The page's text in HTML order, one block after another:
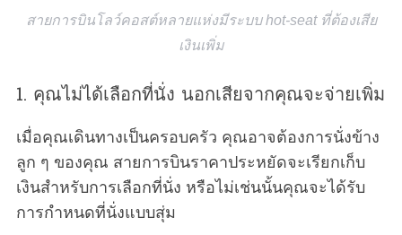
สายการบินโลว์คอสต์หลายแห่งมีระบบ hot-seat ที่ต้องเสีย
เงินเพิ่ม
1. คุณไม่ได้เลือกที่นั่ง นอกเสียจากคุณจะจ่ายเพิ่ม
เมื่อคุณเดินทางเป็นครอบครัว คุณอาจต้องการนั่งข้าง
ลูก ๆ ของคุณ สายการบินราคาประหยัดจะเรียกเก็บ
เงินสำหรับการเลือกที่นั่ง หรือไม่เช่นนั้นคุณจะได้รับ
การกำหนดที่นั่งแบบสุ่ม